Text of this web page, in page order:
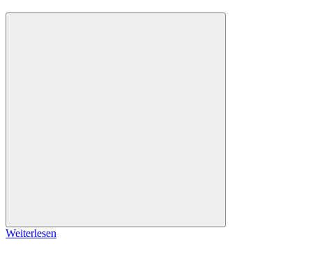
Weiterlesen